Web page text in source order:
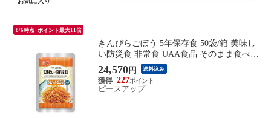
8/6時点_ポイント最大11倍
きんぴらごぼう 5年保存食 50袋/箱 美味し
い防災食 非常食 UAA食品 そのまま食べら
れる長期保存食(備蓄品 おかず 非常食セッ
ト 防災用品 企業 団体 地震 災害対策 帰宅
困難者対策)
24,570円 送料込み
227
ピースアップ